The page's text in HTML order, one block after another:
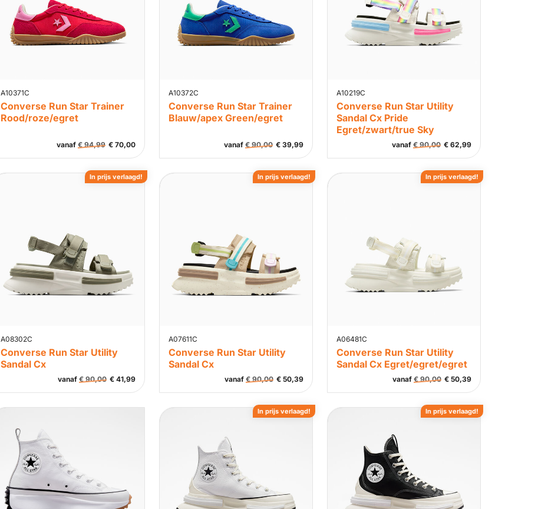
A10371C
Converse Run Star Trainer
Rood/roze/egret
vanaf €94,99 € 70,00
A10372C
Converse Run Star Trainer
Blauw/apex Green/egret
vanaf €90,00 € 39,99
A10219C
Converse Run Star Utility
Sandal Cx Pride
Egret/zwart/true Sky
vanaf €90,00 € 62,99
A08302C
Converse Run Star Utility
Sandal Cx
vanaf €90,00 € 41,99
In prijs verlaagd!
A07611C
Converse Run Star Utility
Sandal Cx
vanaf €90,00 € 50,39
In prijs verlaagd!
A06481C
Converse Run Star Utility
Sandal Cx Egret/egret/egret
vanaf €90,00 € 50,39
In prijs verlaagd!
In prijs verlaagd! In prijs verlaagd!